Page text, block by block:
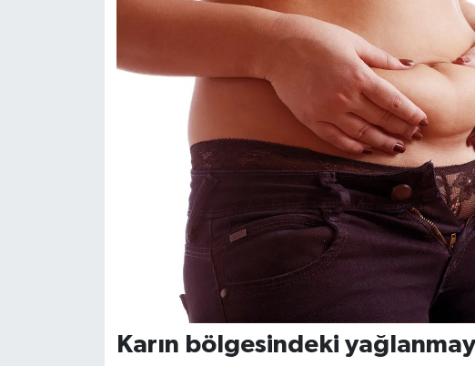
Karın bölgesindeki